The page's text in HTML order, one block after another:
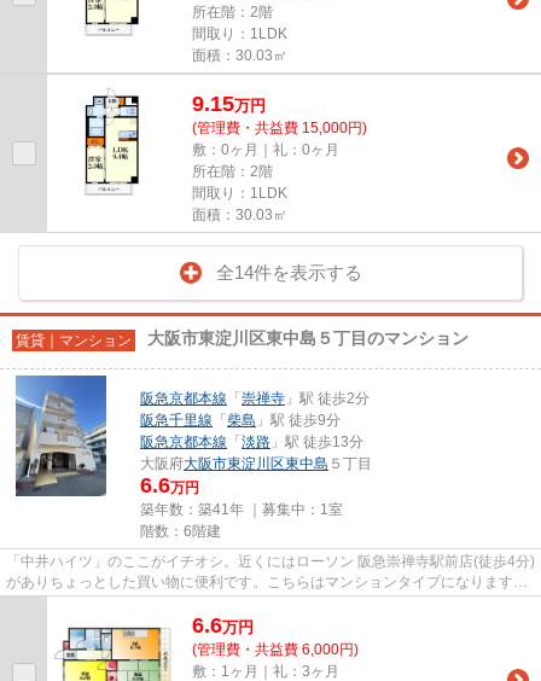
所在階：2階
間取り：1LDK
面積：30.03㎡
9.15万円
(管理費・共益費 15,000円)
敷：0ヶ月｜礼：0ヶ月
所在階：2階
間取り：1LDK
面積：30.03㎡
全14件を表示する
賃貸｜マンション 大阪市東淀川区東中島５丁目のマンション
阪急京都本線 「 崇禅寺 」駅 徒歩2分
阪急千里線 「 柴島 」駅 徒歩9分
阪急京都本線 「 淡路 」駅 徒歩13分
大阪府大阪市東淀川区東中島 ５丁目
6.6万円
築年数：築41年 ｜募集中： 1室
階数：6階建
「中井ハイツ」のここがイチオシ。近くにはローソン 阪急崇禅寺駅前店(徒歩4分)
がありちょっとした買い物に便利です。こちらはマンションタイプになります。
6.6万円
(管理費・共益費 6,000円)
敷：1ヶ月｜礼：3ヶ月